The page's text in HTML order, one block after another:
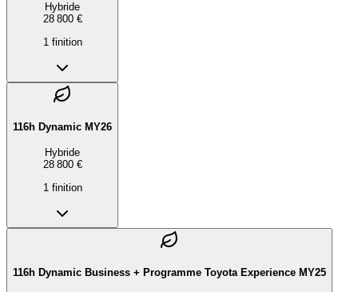
Hybride
28 800 €
1 finition
116h Dynamic MY26
Hybride
28 800 €
1 finition
116h Dynamic Business + Programme Toyota Experience MY25